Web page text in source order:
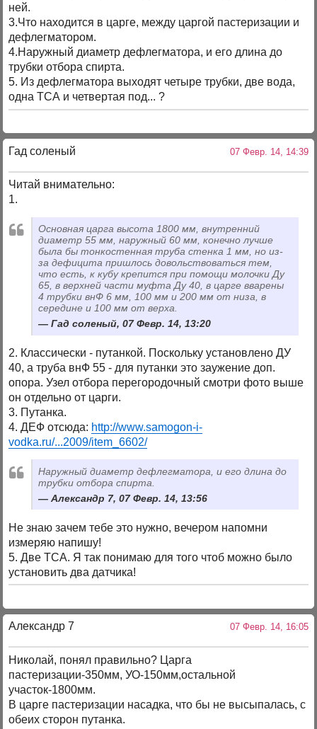
ней.
3.Что находится в царге, между царгой пастеризации и
дефлегматором.
4.Наружный диаметр дефлегматора, и его длина до
трубки отбора спирта.
5. Из дефлегматора выходят четыре трубки, две вода,
одна ТСА и четвертая под... ?
Гад соленый 07 Февр. 14, 14:39
Читай внимательно:
1.
Основная царга высота 1800 мм, внутренний
диаметр 55 мм, наружный 60 мм, конечно лучше
была бы тонкостенная труба стенка 1 мм, но из-
за дефицита пришлось довольствоваться тем,
что есть, к кубу крепится при помощи молочки Ду
65, в верхней части муфта Ду 40, в царге вварены
4 трубки внФ 6 мм, 100 мм и 200 мм от низа, в
середине и 100 мм от верха.
Гад соленый, 07 Февр. 14, 13:20
2. Классически - путанкой. Поскольку установлено ДУ
40, а труба внФ 55 - для путанки это заужение доп.
опора. Узел отбора перегородочный смотри фото выше
он отдельно от царги.
3. Путанка.
4. ДЕФ отсюда: http://www.samogon-i-
vodka.ru/...2009/item_6602/
Наружный диаметр дефлегматора, и его длина до
трубки отбора спирта.
Александр 7, 07 Февр. 14, 13:56
Не знаю зачем тебе это нужно, вечером напомни
измеряю напишу!
5. Две ТСА. Я так понимаю для того чтоб можно было
установить два датчика!
Александр 7 07 Февр. 14, 16:05
Николай, понял правильно? Царга
пастеризации-350мм, УО-150мм,остальной
участок-1800мм.
В царге пастеризации насадка, что бы не высыпалась, с
обеих сторон путанка.